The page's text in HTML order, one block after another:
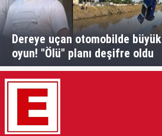
Dereye uçan otomobilde büyük
oyun! "Ölü" planı deşifre oldu